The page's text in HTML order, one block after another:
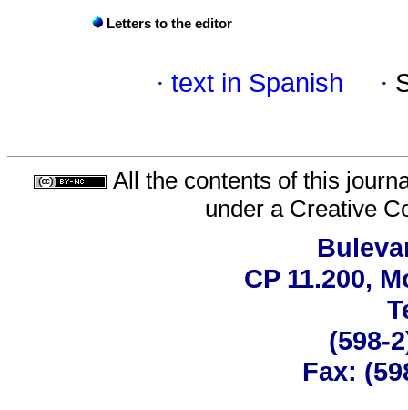
Letters to the editor
· text in Spanish ·
All the contents of this
under a Creative
CP 11.200,
(598-
Fax: